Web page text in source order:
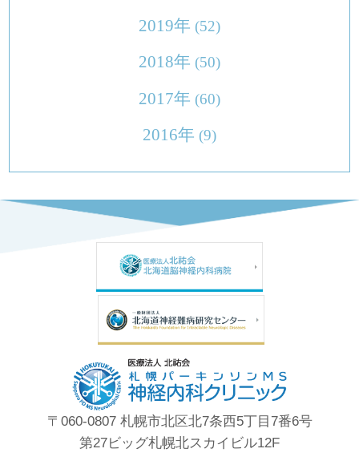
2019年 (52)
2018年 (50)
2017年 (60)
2016年 (9)
〒060-0807 札幌市北区北7条西5丁目7番6号
第27ビッグ札幌北スカイビル12F